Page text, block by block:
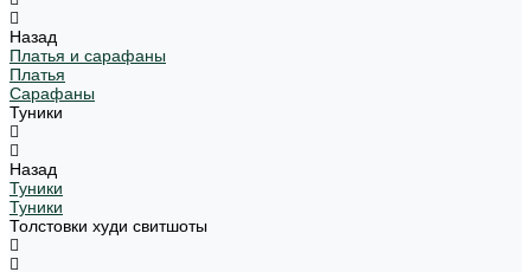
Назад
Платья и сарафаны
Платья
Сарафаны
Туники
Назад
Туники
Туники
Толстовки худи свитшоты